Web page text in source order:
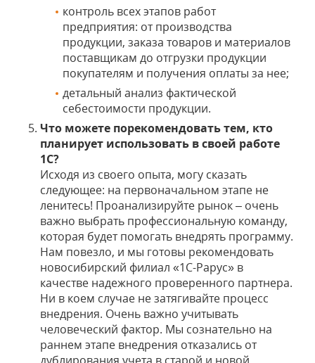
контроль всех этапов работ
предприятия: от производства
продукции, заказа товаров и материалов
поставщикам до отгрузки продукции
покупателям и получения оплаты за нее;
детальный анализ фактической
себестоимости продукции.
Что можете порекомендовать тем, кто
планирует использовать в своей работе
1С?
Исходя из своего опыта, могу сказать
следующее: на первоначальном этапе не
ленитесь! Проанализируйте рынок – очень
важно выбрать профессиональную команду,
которая будет помогать внедрять программу.
Нам повезло, и мы готовы рекомендовать
новосибирский филиал «1С-Рарус» в
качестве надежного проверенного партнера.
Ни в коем случае не затягивайте процесс
внедрения. Очень важно учитывать
человеческий фактор. Мы сознательно на
раннем этапе внедрения отказались от